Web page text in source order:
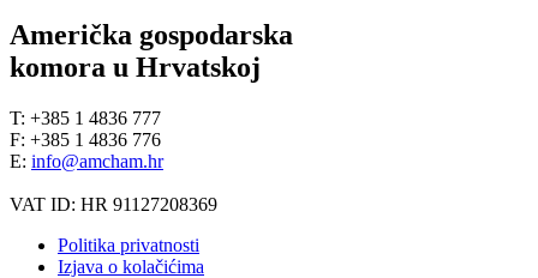
Američka gospodarska
komora u Hrvatskoj
T: +385 1 4836 777
F: +385 1 4836 776
E: info@amcham.hr
VAT ID: HR 91127208369
Politika privatnosti
Izjava o kolačićima